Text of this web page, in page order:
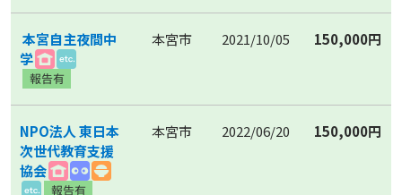
本宮自主夜間中
学
本宮市 2021/10/05 150,000円
NPO法人 東日本
次世代教育支援
協会
本宮市 2022/06/20 150,000円